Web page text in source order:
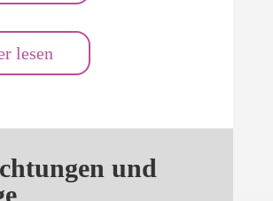
lesen
und